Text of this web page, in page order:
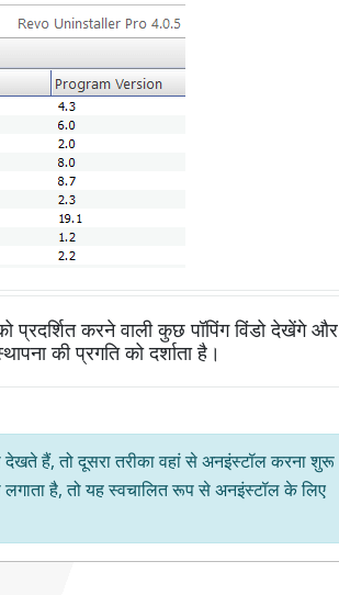
करने वाली कुछ पॉपिंग विंडो देखेंगे और
की प्रगति को दर्शाता है।
देखते हैं, तो दूसरा तरीका वहां से अनइंस्टॉल करना शुरू
है, तो यह स्वचालित रूप से अनइंस्टॉल के लिए